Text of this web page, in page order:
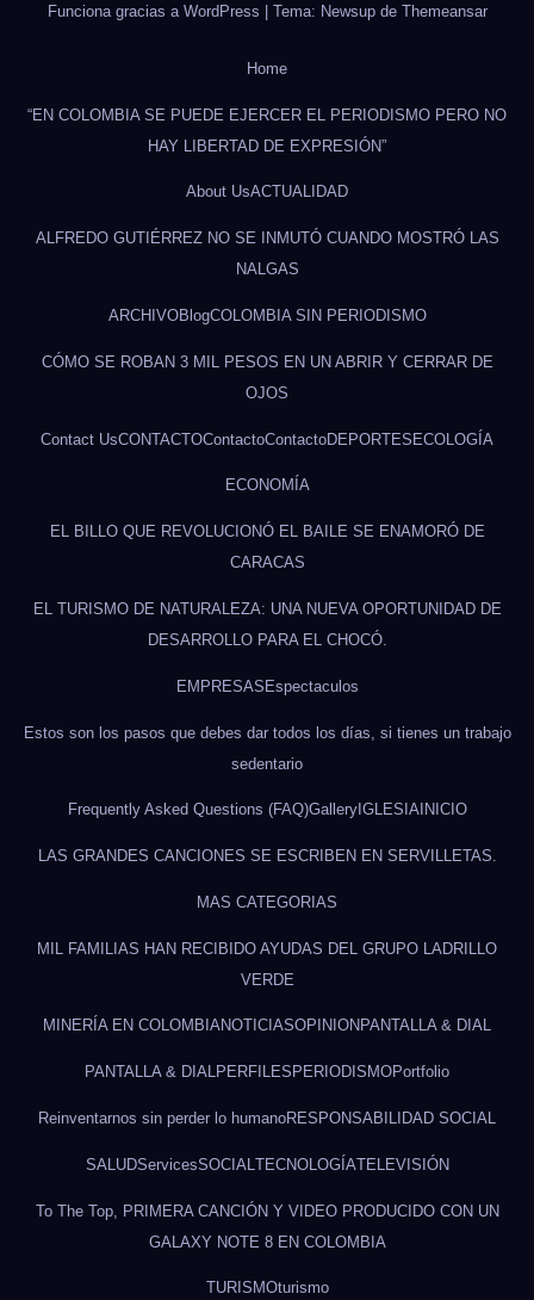
Funciona gracias a WordPress | Tema: Newsup de Themeansar
Home
“EN COLOMBIA SE PUEDE EJERCER EL PERIODISMO PERO NO
HAY LIBERTAD DE EXPRESIÓN”
About UsACTUALIDAD
ALFREDO GUTIÉRREZ NO SE INMUTÓ CUANDO MOSTRÓ LAS
NALGAS
ARCHIVOBlogCOLOMBIA SIN PERIODISMO
CÓMO SE ROBAN 3 MIL PESOS EN UN ABRIR Y CERRAR DE
OJOS
Contact UsCONTACTOContactoContactoDEPORTESECOLOGÍA
ECONOMÍA
EL BILLO QUE REVOLUCIONÓ EL BAILE SE ENAMORÓ DE
CARACAS
EL TURISMO DE NATURALEZA: UNA NUEVA OPORTUNIDAD DE
DESARROLLO PARA EL CHOCÓ.
EMPRESASEspectaculos
Estos son los pasos que debes dar todos los días, si tienes un trabajo
sedentario
Frequently Asked Questions (FAQ)GalleryIGLESIAINICIO
LAS GRANDES CANCIONES SE ESCRIBEN EN SERVILLETAS.
MAS CATEGORIAS
MIL FAMILIAS HAN RECIBIDO AYUDAS DEL GRUPO LADRILLO
VERDE
MINERÍA EN COLOMBIANOTICIASOPINION PANTALLA & DIAL
PANTALLA & DIALPERFILES PERIODISMOPortfolio
Reinventarnos sin perder lo humanoRESPONSABILIDAD SOCIAL
SALUDServicesSOCIAL TECNOLOGÍATELEVISIÓN
To The Top, PRIMERA CANCIÓN Y VIDEO PRODUCIDO CON UN
GALAXY NOTE 8 EN COLOMBIA
TURISMOturismo